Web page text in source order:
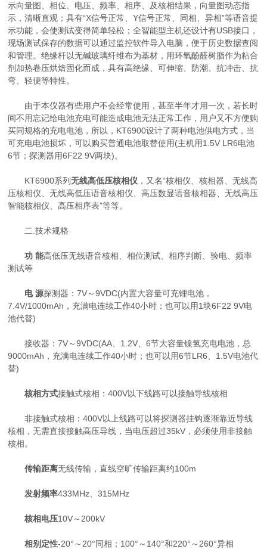
示向量图、相位、电压、频率、相序、及核相结果，向量图动态指
示，清晰直观；具有“X信号正常、Y信号正常、同相、异相”等语音提
示功能，会使测试变得简单轻松；全智能型主机还设计有USB接口，
现场测试保存的数据可以通过监控软件导入电脑，便于历史数据查阅
和管理。绝缘杆以无碱玻璃纤维布为基材，用环氧酚醛树脂作为粘合
剂加热卷压烘焙固化而成，具有高绝缘、可伸缩、防潮、抗冲击、抗
弯、轻便等特性。
由于本仪器有些用户不会经常使用，甚至半年才用一次，若长时
间不用忘记给电池充电可能造成电池无法正常工作，用户又不方便购
买同规格的充电电池，所以，KT6900设计了两种电池供电方式，当
可充电电池损坏，可以购买普通电池取替使用(主机用1.5V LR6电池
6节；探测器用6F22 9V两块)。
KT6900系列无线高低压核相仪 ，又名“核相仪、核相器、无线高
压核相仪、无线高低压语音核相仪、高压数显语音核相器、无线高压
智能核相仪、高压相序表”等等。
二.技术规格
功 能高低压无线语音核相、相位测试、相序判断、验电、频率
测试等
电 源探测器：7V～9VDC(内置大容量可充锂电池，
7.4V/1000mAh，充满电连续工作40小时；也可以用1块6F22 9V电
池代替)
接收器：7V～9VDC(AA、1.2V、6节大容量镍氢充电电池，总
9000mAh，充满电连续工作40小时；也可以用6节LR6、1.5V电池代
替)
核相方式接触式核相：400V以下线路可以接触导线核相
非接触式核相：400V以上线路可以将探测器挂钩逐渐靠近导线
核相，无需直接接触高压导线，当电压超过35kV，必须使用非接触
核相。
传输距离无线传输，直线空旷传输距离约100m
发射频率433MHz、315MHz
核相电压10V～200kV
相别定性-20°～20°同相；100°～140°和220°～260°异相